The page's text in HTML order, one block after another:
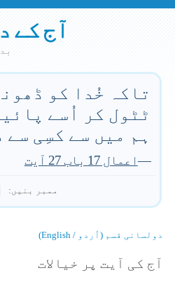
آج کے
بدھ 20.
تاکہ خُدا کو
ٹٹول کر اُسے
ہم میں سے کسِی سے
—اعمال 17 باب 27 آیت
ممبر بنیں:
دولسانی قسم (اُردو / English)
آج کی آیت پر خیالات